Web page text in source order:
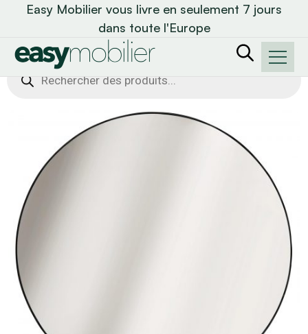
Easy Mobilier vous livre en seulement 7 jours
dans toute l'Europe
Recherche
de